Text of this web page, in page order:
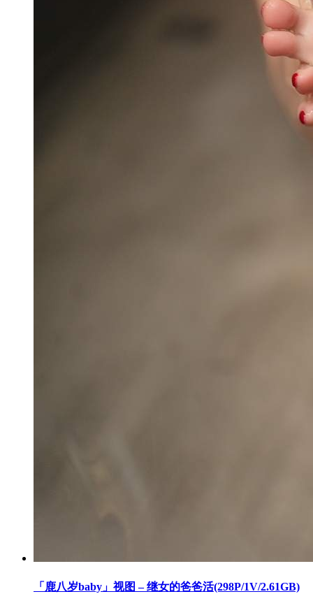
「鹿八岁baby」视图 – 继女的爸爸活(298P/1V/2.61GB)